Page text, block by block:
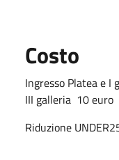
Costo
Ingresso Platea e I
III galleria 10 euro
Riduzione